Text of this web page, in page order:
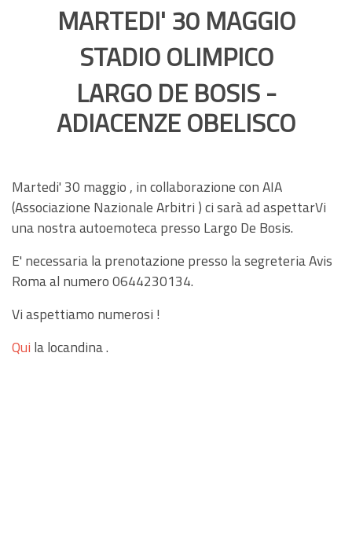
MARTEDI' 30 MAGGIO
STADIO OLIMPICO
LARGO DE BOSIS -
ADIACENZE OBELISCO
Martedi' 30 maggio , in collaborazione con AIA
(Associazione Nazionale Arbitri ) ci sarà ad aspettarVi
una nostra autoemoteca presso Largo De Bosis.
E' necessaria la prenotazione presso la segreteria Avis
Roma al numero 0644230134.
Vi aspettiamo numerosi !
Qui la locandina .